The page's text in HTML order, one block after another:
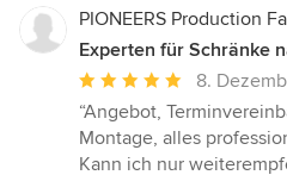
PIONEERS Production
Experten für Schränke
Durchschnittliche
Bewertung:
5
von
8.
“Angebot,
Montage, alles
Kann ich nur